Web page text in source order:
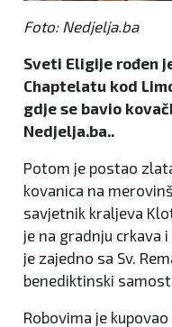
Foto: Nedjelja.ba
Sveti Eligije rođen
Chaptelatu kod
gdje se bavio
Nedjelja.ba..
Potom je postao
kovanica na
savjetnik kraljeva
je na gradnju crkava
je zajedno sa Sv.
benediktinski
Robovima je